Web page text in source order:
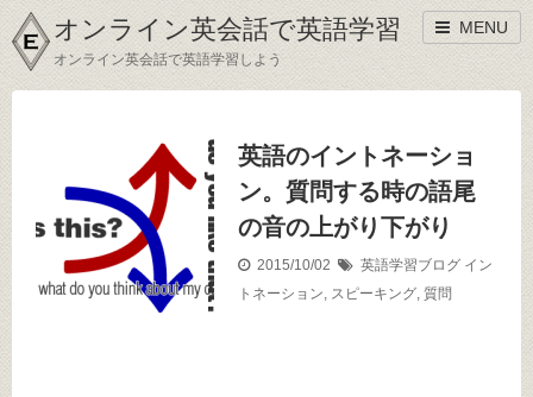
オンライン英会話で英語学習
オンライン英会話で英語学習しよう
MENU
英語のイントネーショ
ン。質問する時の語尾
の音の上がり下がり
2015/10/02 英語学習ブログ イン
トネーション, スピーキング, 質問